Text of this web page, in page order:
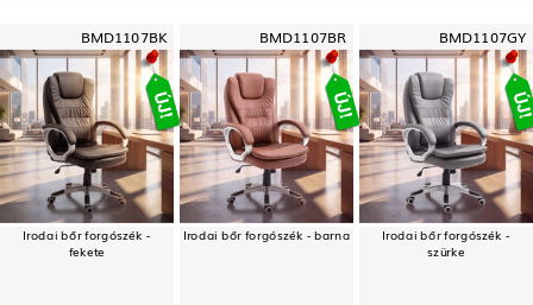
BMD1107BK
Irodai bőr forgószék -
fekete
BMD1107BR
Irodai bőr forgószék - barna
BMD1107GY
Irodai bőr forgószék -
szürke